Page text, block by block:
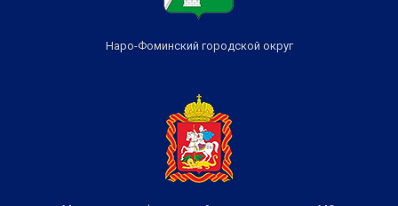
Наро-Фоминский городской округ